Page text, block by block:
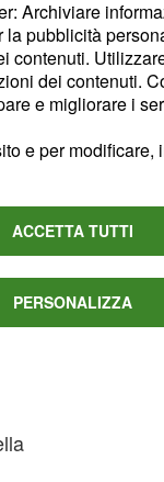
Archiviare
pubblicità
dei contenuti.
e migliorare i
e per
ACCETTA TUTTI
PERSONALIZZA